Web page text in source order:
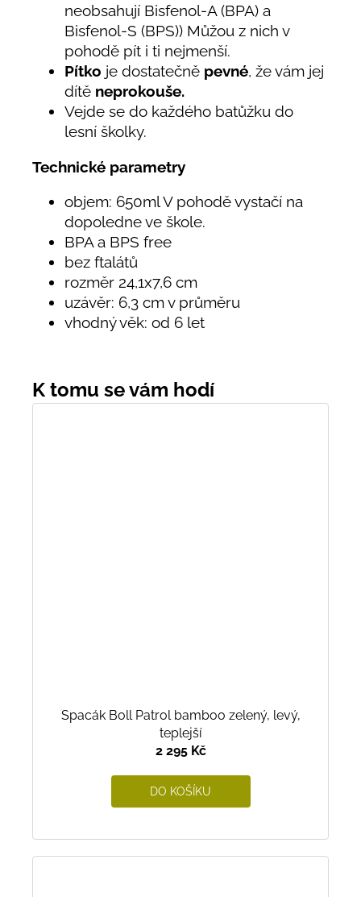
neobsahují Bisfenol-A (BPA) a
Bisfenol-S (BPS)) Můžou z nich v
pohodě pít i ti nejmenší.
Pítko je dostatečně pevné, že vám jej
dítě neprokouše.
Vejde se do každého batůžku do
lesní školky.
Technické parametry
objem: 650ml V pohodě vystačí na
dopoledne ve škole.
BPA a BPS free
bez ftalátů
rozměr 24,1x7,6 cm
uzávěr: 6,3 cm v průměru
vhodný věk: od 6 let
Spacák Boll Patrol bamboo zelený, levý,
teplejší
2 295 Kč
DO KOŠÍKU